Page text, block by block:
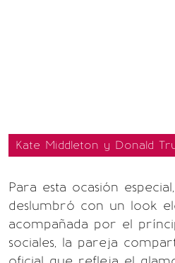
Kate Middleton y Donald
Para esta ocasión especial,
deslumbró con un look
acompañada por el
sociales, la pareja